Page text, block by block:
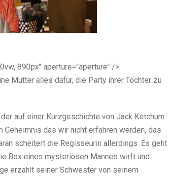
890px" aperture="aperture" />
Mutter alles dafür, die Party ihrer Tochter zu
der auf einer Kurzgeschichte von Jack Ketchum
Geheimnis das wir nicht erfahren werden, das
scheitert die Regisseurin allerdings. Es geht
Box eines mysteriösen Mannes wirft und
erzählt seiner Schwester von seinem